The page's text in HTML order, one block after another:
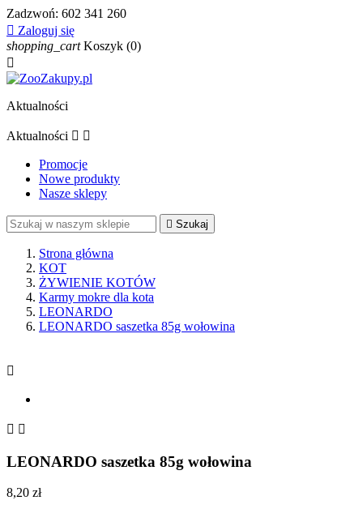
Zadzwoń: 602 341 260
 Zaloguj się
shopping_cart Koszyk (0)

Aktualności
Aktualności  
Promocje
Nowe produkty
Nasze sklepy
 Szukaj
Strona główna
KOT
ŻYWIENIE KOTÓW
Karmy mokre dla kota
LEONARDO
LEONARDO saszetka 85g wołowina

 
LEONARDO saszetka 85g wołowina
8,20 zł